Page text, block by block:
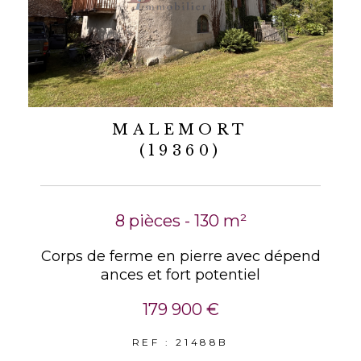
MALEMORT
(19360)
8 pièces - 130 m²
Corps de ferme en pierre avec dépend
ances et fort potentiel
179 900 €
REF : 21488B